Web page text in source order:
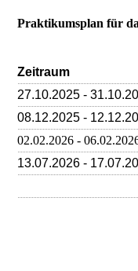
Praktikumsplan für
Zeitraum
27.10.2025 -
08.12.2025 -
02.02.2026 -
13.07.2026 -